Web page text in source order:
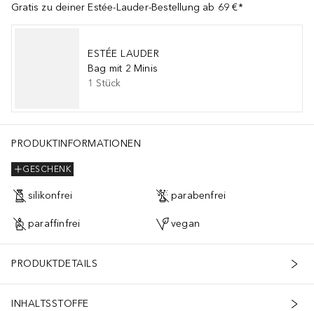
Gratis zu deiner Estée-Lauder-Bestellung ab 69 €*
ESTÉE LAUDER
Bag mit 2 Minis
1 Stück
PRODUKTINFORMATIONEN
GESCHENK
silikonfrei parabenfrei
paraffinfrei vegan
PRODUKTDETAILS
INHALTSSTOFFE